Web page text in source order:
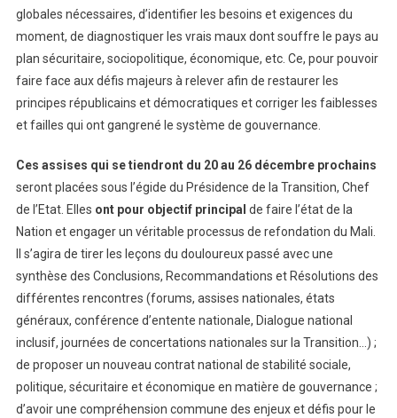
globales nécessaires, d’identifier les besoins et exigences du
moment, de diagnostiquer les vrais maux dont souffre le pays au
plan sécuritaire, sociopolitique, économique, etc. Ce, pour pouvoir
faire face aux défis majeurs à relever afin de restaurer les
principes républicains et démocratiques et corriger les faiblesses
et failles qui ont gangrené le système de gouvernance.
Ces assises qui se tiendront du 20 au 26 décembre prochains
seront placées sous l’égide du Présidence de la Transition, Chef
de l’Etat. Elles ont pour objectif principal de faire l’état de la
Nation et engager un véritable processus de refondation du Mali.
Il s’agira de tirer les leçons du douloureux passé avec une
synthèse des Conclusions, Recommandations et Résolutions des
différentes rencontres (forums, assises nationales, états
généraux, conférence d’entente nationale, Dialogue national
inclusif, journées de concertations nationales sur la Transition…) ;
de proposer un nouveau contrat national de stabilité sociale,
politique, sécuritaire et économique en matière de gouvernance ;
d’avoir une compréhension commune des enjeux et défis pour le